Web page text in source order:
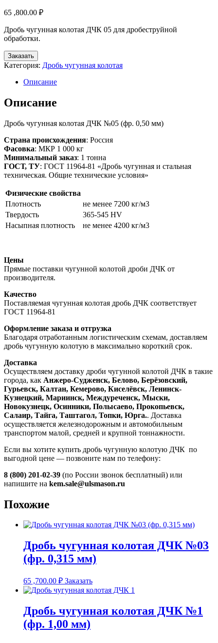
65 ,800.00 ₽
Дробь чугунная колотая ДЧК 05 для дробеструйной
обработки.
Заказать
Категория: Дробь чугунная колотая
Описание
Описание
Дробь чугунная колотая ДЧК №05 (фр. 0,50 мм)
Страна происхождения: Россия
Фасовка: МКР 1 000 кг
Минимальный заказ: 1 тонна
ГОСТ, ТУ: ГОСТ 11964-81 «Дробь чугунная и стальная
техническая. Общие технические условия»
Физические свойства
Плотность
не менее 7200 кг/м3
Твердость
365-545 HV
Насыпная плотность
не менее 4200 кг/м3
Цены
Прямые поставки чугунной колотой дроби ДЧК от
производителя.
Качество
Поставляемая чугунная колотая дробь ДЧК соответствует
ГОСТ 11964-81
Оформление заказа и отгрузка
Благодаря отработанным логистическим схемам, доставляем
дробь чугунную колотую в максимально короткий срок.
Доставка
Осуществляем доставку дроби чугунной колотой ДЧК в такие
города, как Анжеро-Судженск, Белово, Берёзовский,
Гурьевск, Калтан, Кемерово, Киселёвск, Ленинск-
Кузнецкий, Мариинск, Междуреченск, Мыски,
Новокузнецк, Осинники, Полысаево, Прокопьевск,
Салаир, Тайга, Таштагол, Топки, Юрга.. Доставка
осуществляется железнодорожным и автомобильным
транспортом малой, средней и крупной тоннажности.
Если вы хотите купить дробь чугунную колотую ДЧК по
выгодной цене — позвоните нам по телефону:
8 (800) 201-02-39 (по России звонок бесплатный) или
напишите на kem.sale@ulsmason.ru
Похожие
Дробь чугунная колотая ДЧК №03
(фр. 0,315 мм)
65 ,700.00 ₽ Заказать
Дробь чугунная колотая ДЧК №1
(фр. 1,00 мм)